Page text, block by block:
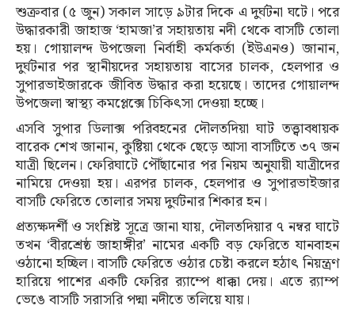
শুক্রবার (৫ জুন) সকাল সাড়ে ৯টার দিকে এ দুর্ঘটনা ঘটে। পরে
উদ্ধারকারী জাহাজ ‘হামজা’র সহায়তায় নদী থেকে বাসটি তোলা
হয়। গোয়ালন্দ উপজেলা নির্বাহী কর্মকর্তা (ইউএনও) জানান,
দুর্ঘটনার পর স্থানীয়দের সহায়তায় বাসের চালক, হেলপার ও
সুপারভাইজারকে জীবিত উদ্ধার করা হয়েছে। তাদের গোয়ালন্দ
উপজেলা স্বাস্থ্য কমপ্লেক্সে চিকিৎসা দেওয়া হচ্ছে।
এসবি সুপার ডিলাক্স পরিবহনের দৌলতদিয়া ঘাট তত্ত্বাবধায়ক
বারেক শেখ জানান, কুষ্টিয়া থেকে ছেড়ে আসা বাসটিতে ৩৭ জন
যাত্রী ছিলেন। ফেরিঘাটে পৌঁছানোর পর নিয়ম অনুযায়ী যাত্রীদের
নামিয়ে দেওয়া হয়। এরপর চালক, হেলপার ও সুপারভাইজার
বাসটি ফেরিতে তোলার সময় দুর্ঘটনার শিকার হন।
প্রত্যক্ষদর্শী ও সংশ্লিষ্ট সূত্রে জানা যায়, দৌলতদিয়ার ৭ নম্বর ঘাটে
তখন ‘বীরশ্রেষ্ঠ জাহাঙ্গীর’ নামের একটি বড় ফেরিতে যানবাহন
ওঠানো হচ্ছিল। বাসটি ফেরিতে ওঠার চেষ্টা করলে হঠাৎ নিয়ন্ত্রণ
হারিয়ে পাশের একটি ফেরির র‌্যাম্পে ধাক্কা দেয়। এতে র‌্যাম্প
ভেঙে বাসটি সরাসরি পদ্মা নদীতে তলিয়ে যায়।